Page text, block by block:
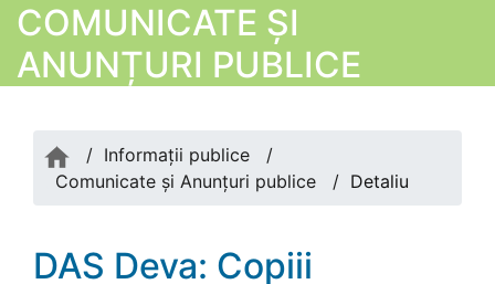
COMUNICATE ŞI
ANUNȚURI PUBLICE
/ Informații publice
/
Comunicate şi Anunțuri publice
/ Detaliu
DAS Deva: Copiii